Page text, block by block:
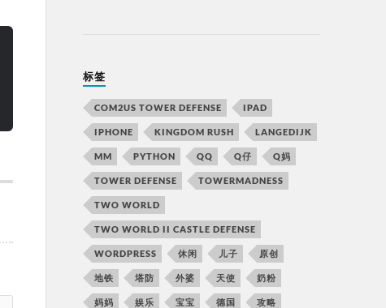
标签
COM2US TOWER DEFENSE IPAD
IPHONE KINGDOM RUSH LANGEDIJK
MM PYTHON QQ Q仔 Q妈
TOWER DEFENSE TOWERMADNESS
TWO WORLD
TWO WORLD II CASTLE DEFENSE
WORDPRESS 休闲 儿子 原创
地铁 塔防 外婆 天使 奶粉
妈妈 娱乐 宝宝 德国 攻略